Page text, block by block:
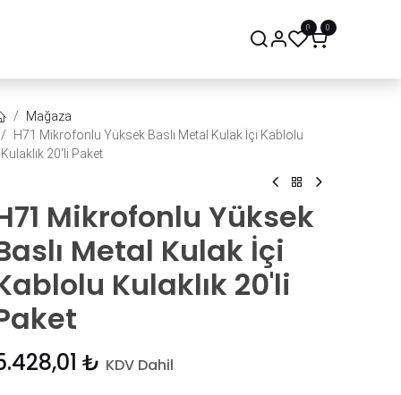
0 0
Mağaza
H71 Mikrofonlu Yüksek Baslı Metal Kulak İçi Kablolu
Kulaklık 20'li Paket
Mikrofonlu Yüksek
Metal Kulak İçi
Kulaklık 20'li
₺ KDV Dahil